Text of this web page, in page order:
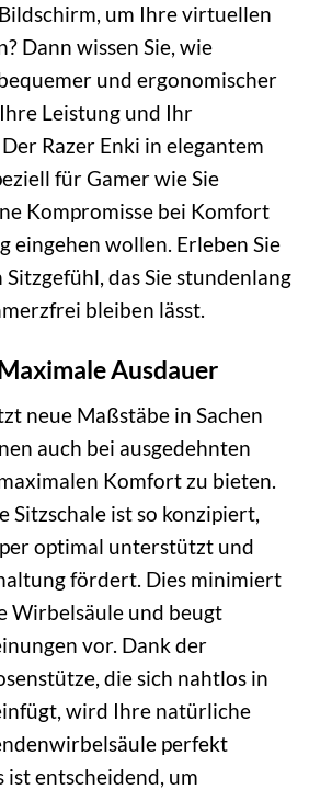
um Ihre virtuellen
Dann wissen Sie, wie
und ergonomischer
Leistung und Ihr
Razer Enki in elegantem
für Gamer wie Sie
Kompromisse bei Komfort
eingehen wollen. Erleben Sie
Sitzgefühl, das Sie stundenlang
bleiben lässt.
Ausdauer
neue Maßstäbe in Sachen
auch bei ausgedehnten
Komfort zu bieten.
ist so konzipiert,
optimal unterstützt und
fördert. Dies minimiert
Wirbelsäule und beugt
vor. Dank der
die sich nahtlos in
wird Ihre natürliche
perfekt
ist entscheidend, um